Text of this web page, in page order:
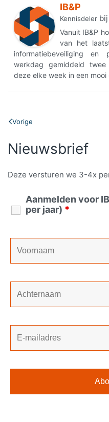
IB&P
Kennisdeler bij
Vanuit IB&P
van het
informatiebeveiliging
werkdag gemiddeld twee
deze elke week in een mooi
Vorige
Nieuwsbrief
Deze versturen we 3-4x
Aanmelden voor
per jaar) *